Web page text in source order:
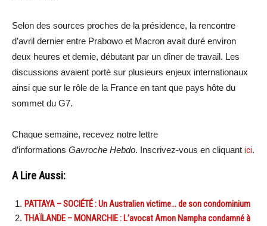
Selon des sources proches de la présidence, la rencontre
d’avril dernier entre Prabowo et Macron avait duré environ
deux heures et demie, débutant par un dîner de travail. Les
discussions avaient porté sur plusieurs enjeux internationaux
ainsi que sur le rôle de la France en tant que pays hôte du
sommet du G7.
Chaque semaine, recevez notre lettre
d’informations Gavroche Hebdo. Inscrivez-vous en cliquant ici.
A Lire Aussi:
PATTAYA – SOCIÉTÉ : Un Australien victime… de son condominium
THAÏLANDE – MONARCHIE : L’avocat Arnon Nampha condamné à